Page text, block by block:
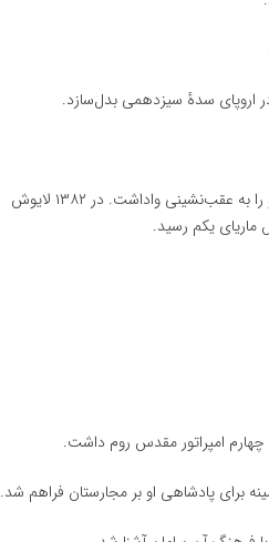
اروپای سدهٔ سیزدهمی بدل‌سازد.
یکم رسید.
امپراتور مقدس روم داشت.
برای پادشاهی او بر مجارستان فراهم شد.